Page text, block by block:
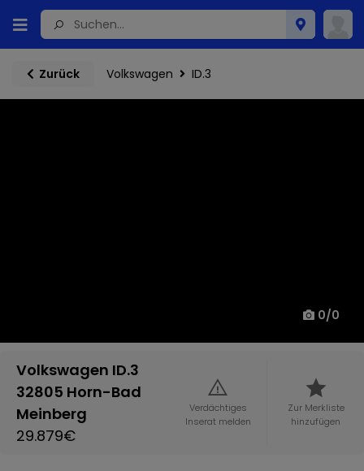
Zurück Volkswagen ID.3
0/0
Volkswagen ID.3
32805 Horn-Bad
Meinberg
29.879€
Verdächtiges
Inserat melden
Zur Merkliste
hinzufügen